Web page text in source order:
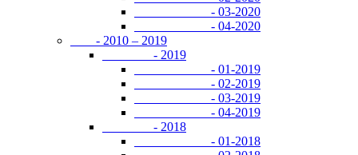
- 03-2020
- 04-2020
- 2010 – 2019
- 2019
- 01-2019
- 02-2019
- 03-2019
- 04-2019
- 2018
- 01-2018